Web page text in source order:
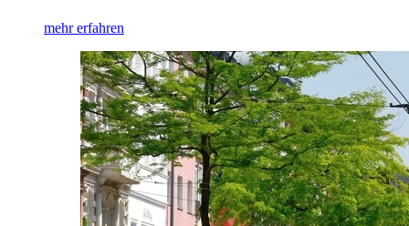
mehr erfahren